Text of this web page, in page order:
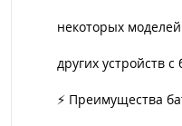
некоторых
других устройств
⚡ Преимущества